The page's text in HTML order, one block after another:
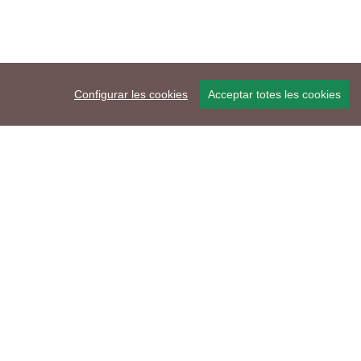
Configurar les cookies Acceptar totes les cookies